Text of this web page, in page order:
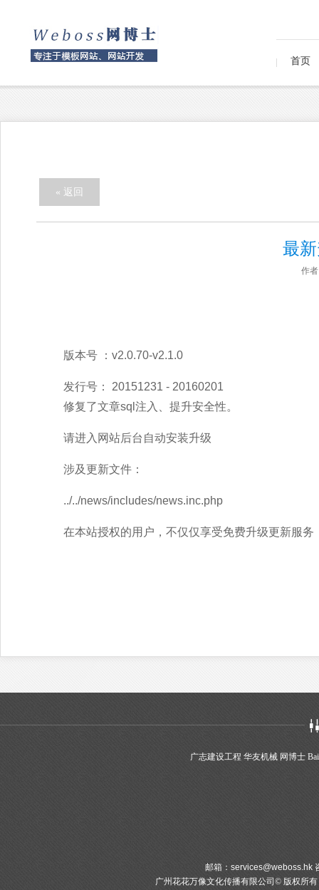
首页
« 返回
最
作
版本号 ：v2.0.70-v2.1.0
发行号： 20151231 - 20160201
修复了文章sql注入、提升安全性。
请进入网站后台自动安装升级
涉及更新文件：
../../news/includes/news.inc.php
在本站授权的用户，不仅仅享受免费升级更新服
广志建设工程 华友机械 网博士
邮箱： services@weboss.hk
广州花花万像文化传播有限公司© 版权所有